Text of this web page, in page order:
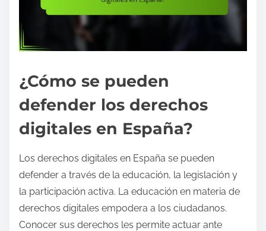
¿Cómo se pueden
defender los derechos
digitales en España?
Los derechos digitales en España se pueden
defender a través de la educación, la legislación y
la participación activa. La educación en materia de
derechos digitales empodera a los ciudadanos.
Conocer sus derechos les permite actuar ante